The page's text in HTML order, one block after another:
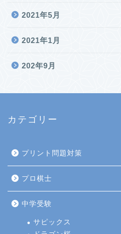
2021年5月
2021年1月
202年9月
カテゴリー
プリント問題対策
プロ棋士
中学受験
サピックス